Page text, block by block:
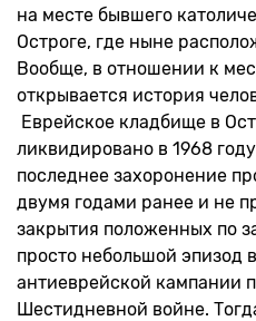
на месте бывшего
Остроге, где ныне
Вообще, в отношении к
открывается история
Еврейское кладбище в
ликвидировано в 1968
последнее захоронение
двумя годами ранее и не
закрытия положенных по
просто небольшой эпизод
антиеврейской кампании
Шестидневной войне.